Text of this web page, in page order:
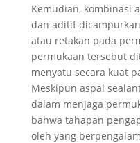
Kemudian, kombinasi
dan aditif
atau retakan pada
permukaan tersebut
menyatu secara kuat
Meskipun aspal
dalam menjaga
bahwa tahapan
oleh yang